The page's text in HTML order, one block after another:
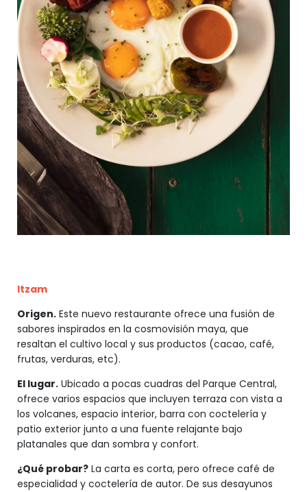
Itzam
Origen. Este nuevo restaurante ofrece una fusión de
sabores inspirados en la cosmovisión maya, que
resaltan el cultivo local y sus productos (cacao, café,
frutas, verduras, etc).
El lugar. Ubicado a pocas cuadras del Parque Central,
ofrece varios espacios que incluyen terraza con vista a
los volcanes, espacio interior, barra con coctelería y
patio exterior junto a una fuente relajante bajo
platanales que dan sombra y confort.
¿Qué probar? La carta es corta, pero ofrece café de
especialidad y coctelería de autor. De sus desayunos